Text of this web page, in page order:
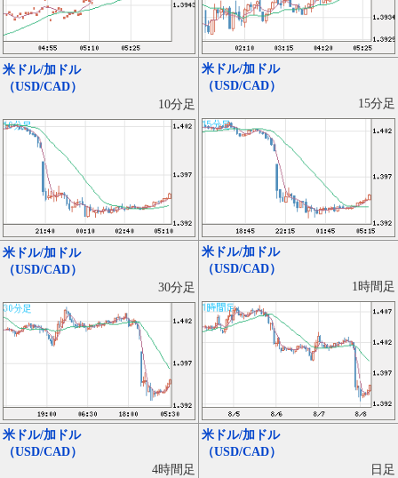
米ドル/加ドル
（USD/CAD）
10分足
米ドル/加ドル
（USD/CAD）
15分足
米ドル/加ドル
（USD/CAD）
30分足
米ドル/加ドル
（USD/CAD）
1時間足
米ドル/加ドル
（USD/CAD）
4時間足
米ドル/加ドル
（USD/CAD）
日足